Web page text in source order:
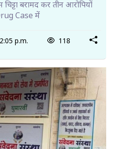
बरामद कर तीन आरोपियों
Case में
p.m. 118